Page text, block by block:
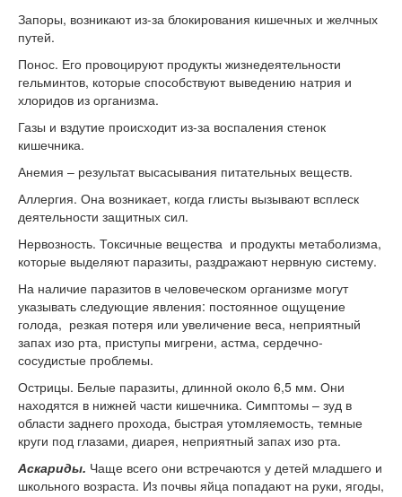
Запоры, возникают из-за блокирования кишечных и желчных
путей.
Понос. Его провоцируют продукты жизнедеятельности
гельминтов, которые способствуют выведению натрия и
хлоридов из организма.
Газы и вздутие происходит из-за воспаления стенок
кишечника.
Анемия – результат высасывания питательных веществ.
Аллергия. Она возникает, когда глисты вызывают всплеск
деятельности защитных сил.
Нервозность. Токсичные вещества и продукты метаболизма,
которые выделяют паразиты, раздражают нервную систему.
На наличие паразитов в человеческом организме могут
указывать следующие явления: постоянное ощущение
голода, резкая потеря или увеличение веса, неприятный
запах изо рта, приступы мигрени, астма, сердечно-
сосудистые проблемы.
Острицы. Белые паразиты, длинной около 6,5 мм. Они
находятся в нижней части кишечника. Симптомы – зуд в
области заднего прохода, быстрая утомляемость, темные
круги под глазами, диарея, неприятный запах изо рта.
Аскариды. Чаще всего они встречаются у детей младшего и
школьного возраста. Из почвы яйца попадают на руки, ягоды,